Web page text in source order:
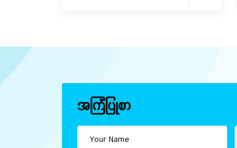
အကြံပြုစာ